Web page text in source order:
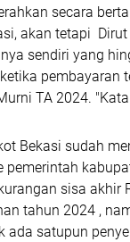
secara
akan tetapi
sendiri yang
pembayaran
TA 2024.
Bekasi sudah
pemerintah
sisa akhir
tahun 2024 ,
satupun